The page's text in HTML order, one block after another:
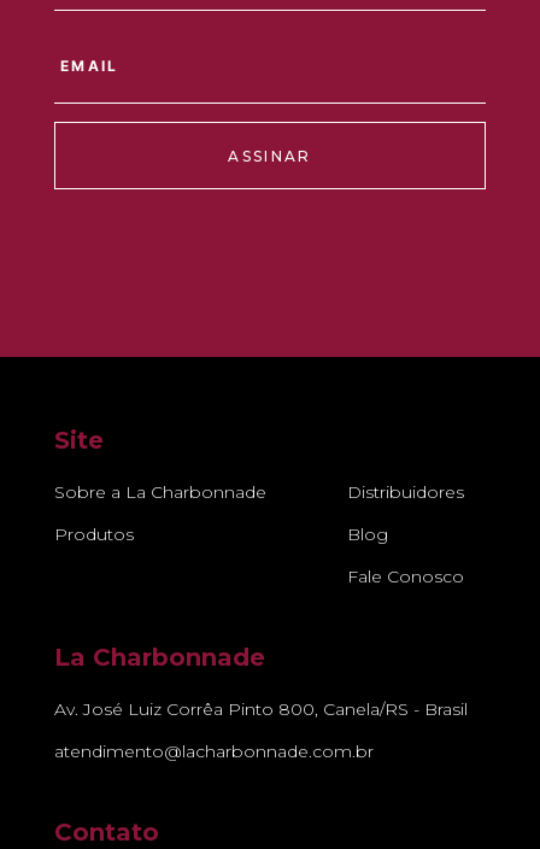
ASSINAR
Site
Sobre a La Charbonnade
Produtos
Distribuidores
Blog
Fale Conosco
La Charbonnade
Av. José Luiz Corrêa Pinto 800, Canela/RS - Brasil
atendimento@lacharbonnade.com.br
Contato